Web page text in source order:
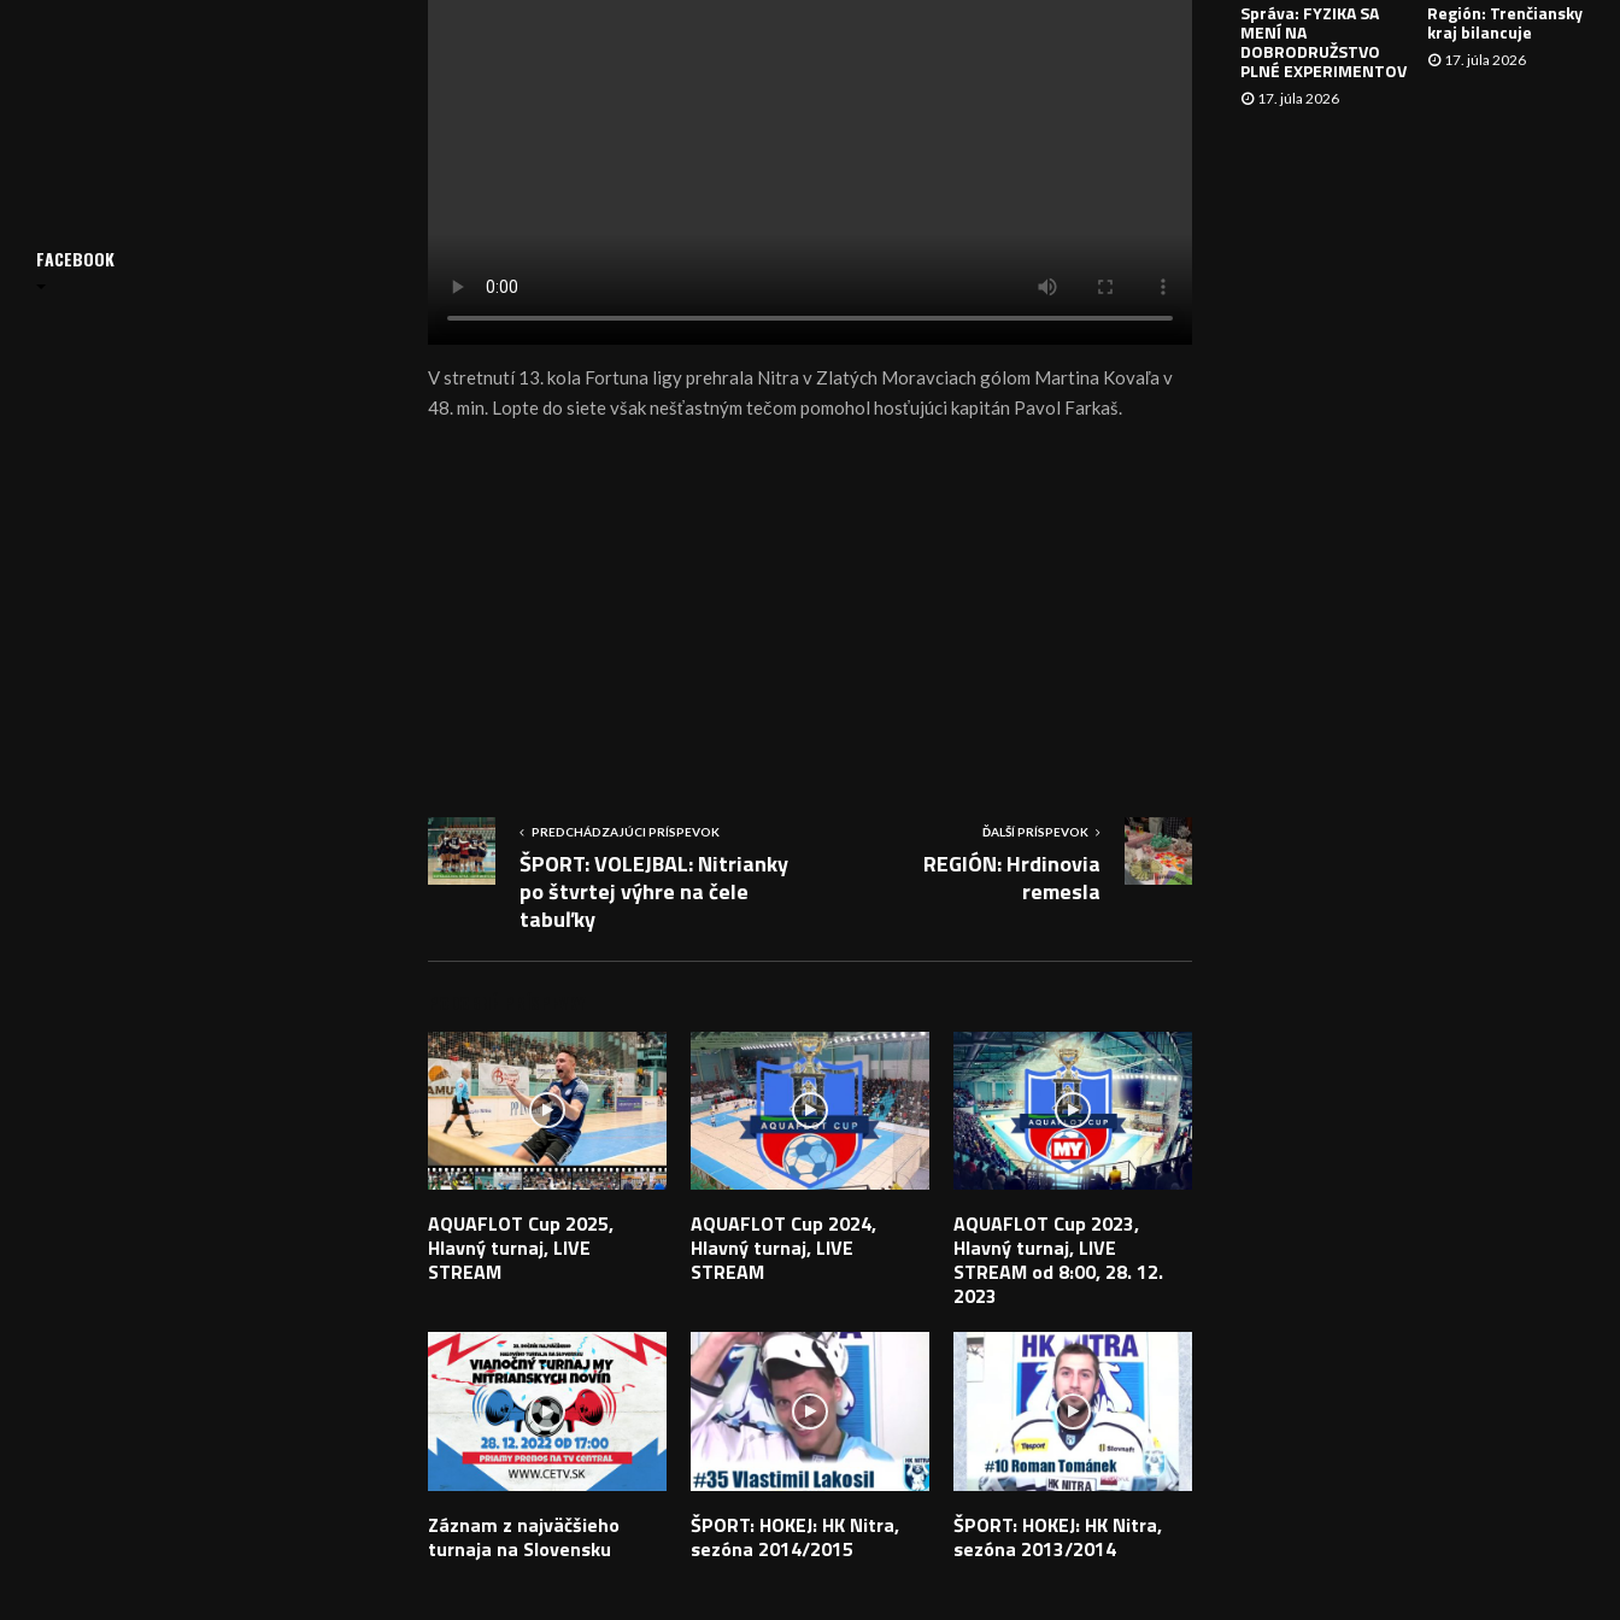
V stretnutí 13. kola Fortuna ligy prehrala Nitra v Zlatých Moravciach gólom Martina Kovaľa v
48. min. Lopte do siete však nešťastným tečom pomohol hosťujúci kapitán Pavol Farkaš.
PREDCHÁDZAJÚCI PRÍSPEVOK
ŠPORT: VOLEJBAL: Nitrianky
po štvrtej výhre na čele
tabuľky
ĎALŠÍ PRÍSPEVOK
REGIÓN: Hrdinovia
remesla
AQUAFLOT Cup 2025,
Hlavný turnaj, LIVE
STREAM
AQUAFLOT Cup 2024,
Hlavný turnaj, LIVE
STREAM
AQUAFLOT Cup 2023,
Hlavný turnaj, LIVE
STREAM od 8:00, 28. 12.
2023
Záznam z najväčšieho
turnaja na Slovensku
ŠPORT: HOKEJ: HK Nitra,
sezóna 2014/2015
ŠPORT: HOKEJ: HK Nitra,
sezóna 2013/2014
FACEBOOK
I
Správa: FYZIKA SA
MENÍ NA
DOBRODRUŽSTVO
PLNÉ EXPERIMENTOV
17. júla 2026
Región: Trenčiansky
kraj bilancuje
17. júla 2026